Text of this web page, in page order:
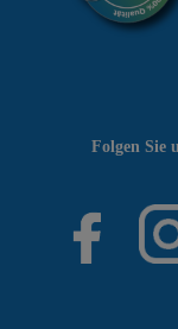
Folgen Sie